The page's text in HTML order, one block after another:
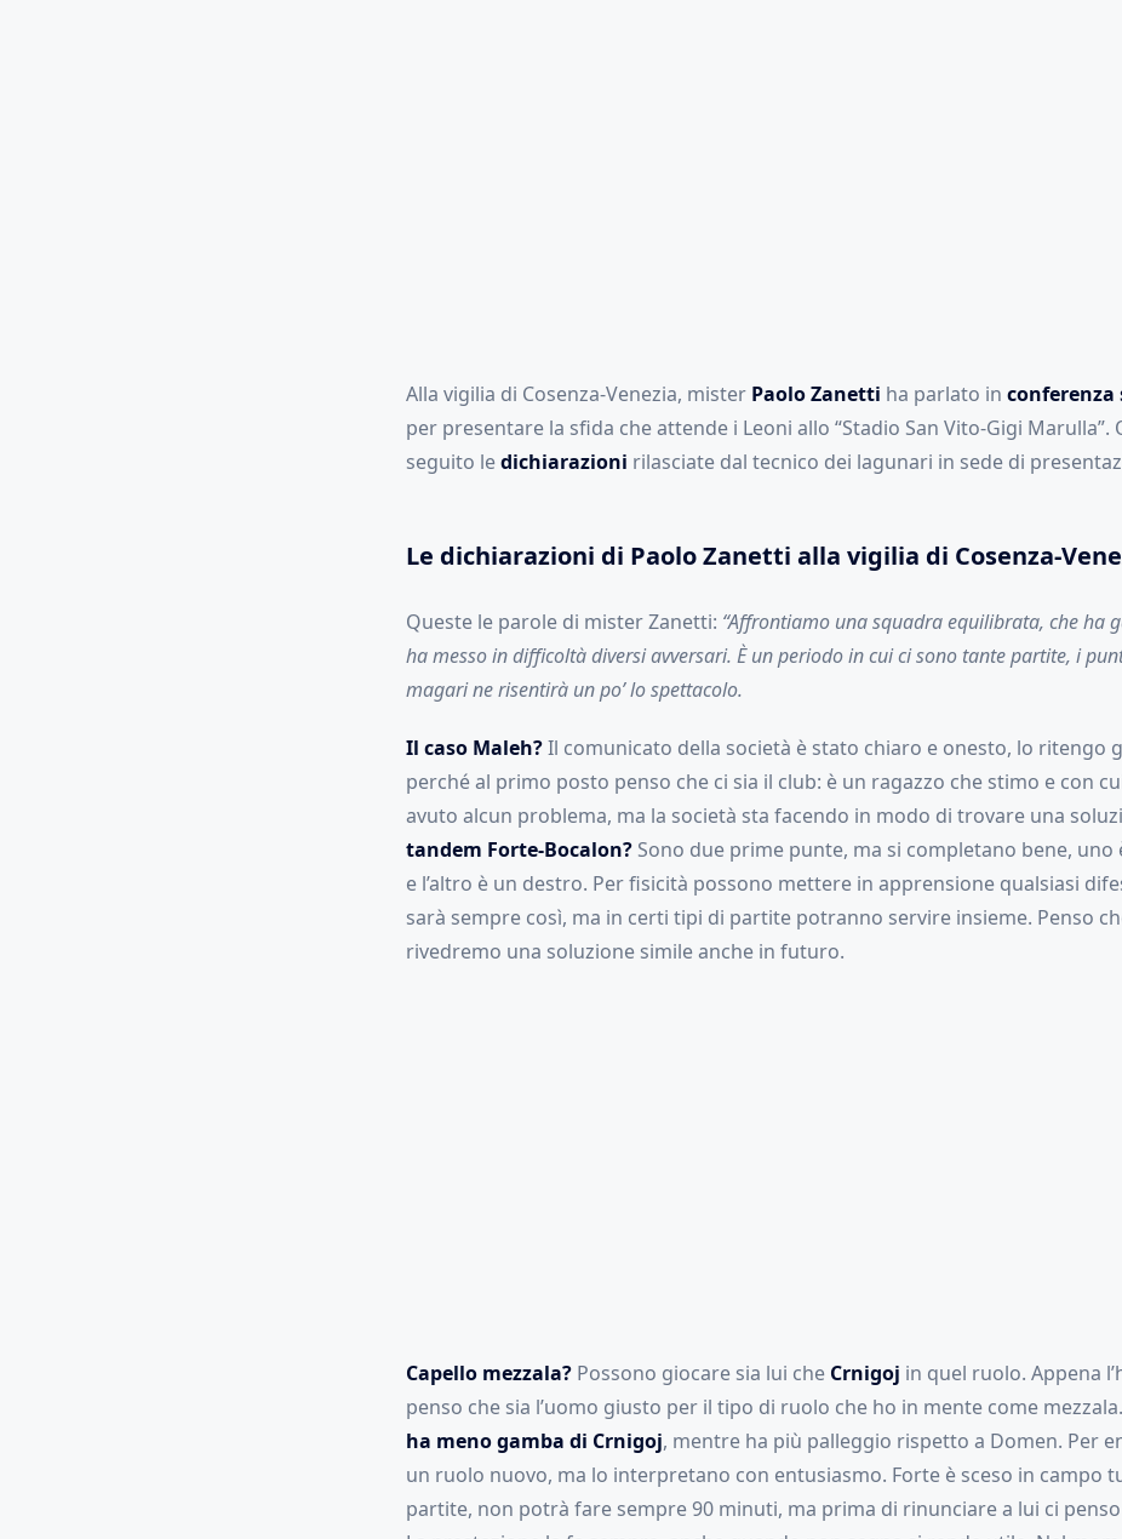
Alla vigilia di Cosenza-Venezia, mister Paolo Zanetti ha parlato in conferenza
per presentare la sfida che attende i Leoni allo “Stadio San Vito-Gigi Marulla”.
seguito ledichiarazioni rilasciate dal tecnico dei lagunari in sede di
Le dichiarazioni di Paolo Zanetti alla vigilia di Cosenza-
Queste le parole di mister Zanetti: “Affrontiamo una squadra equilibrata, che ha
ha messo in difficoltà diversi avversari. È un periodo in cui ci sono tante partite, i
magari ne risentirà un po’ lo spettacolo.
Il caso Maleh?Il comunicato della società è stato chiaro e onesto, lo ritengo
perché al primo posto penso che ci sia il club: è un ragazzo che stimo e con
avuto alcun problema, ma la società sta facendo in modo di trovare una
tandem Forte-Bocalon?Sono due prime punte, ma si completano bene, uno
e l’altro è un destro. Per fisicità possono mettere in apprensione qualsiasi
sarà sempre così, ma in certi tipi di partite potranno servire insieme. Penso
rivedremo una soluzione simile anche in futuro.
Capello mezzala?Possono giocare sia lui che Crnigoj in quel ruolo. Appena
penso che sia l’uomo giusto per il tipo di ruolo che ho in mente come mezzala.
ha meno gamba di Crnigoj, mentre ha più palleggio rispetto a Domen. Per
un ruolo nuovo, ma lo interpretano con entusiasmo. Forte è sceso in campo
partite, non potrà fare sempre 90 minuti, ma prima di rinunciare a lui ci